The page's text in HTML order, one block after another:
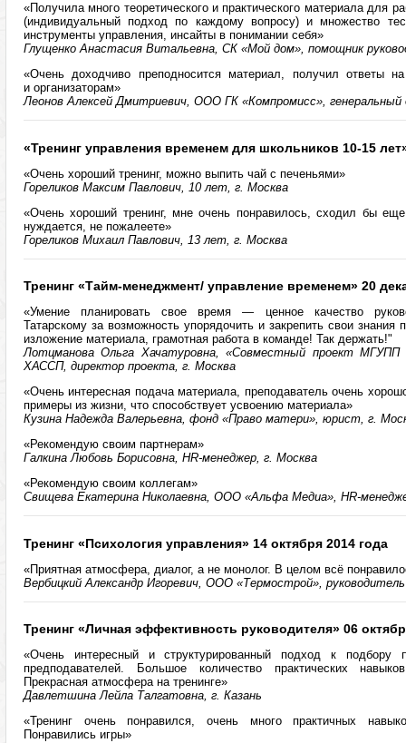
«Получила много теоретического и практического материала для
(индивидуальный подход по каждому вопросу) и множество
инструменты управления, инсайты в понимании себя»
Глущенко Анастасия Витальевна, СК «Мой дом», помощник
«Очень доходчиво преподносится материал, получил ответы
и организаторам»
Леонов Алексей Дмитриевич, ООО ГК «Компромисс», генеральный
«Тренинг управления временем для школьников 10-15
«Очень хороший тренинг, можно выпить чай с печеньями»
Гореликов Максим Павлович, 10 лет, г. Москва
«Очень хороший тренинг, мне очень понравилось, сходил бы
нуждается, не пожалеете»
Гореликов Михаил Павлович, 13 лет, г. Москва
Тренинг «Тайм-менеджмент/ управление временем» 20
«Умение планировать свое время — ценное качество
Татарскому за возможность упорядочить и закрепить свои
изложение материала, грамотная работа в команде! Так держать!"
Лотцманова Ольга Хачатуровна, «Совместный проект
ХАССП, директор проекта, г. Москва
«Очень интересная подача материала, преподаватель очень
примеры из жизни, что способствует усвоению материала»
Кузина Надежда Валерьевна, фонд «Право матери», юрист, г.
«Рекомендую своим партнерам»
Галкина Любовь Борисовна, HR-менеджер, г. Москва
«Рекомендую своим коллегам»
Свищева Екатерина Николаевна, ООО «Альфа Медиа», HR-
Тренинг «Психология управления» 14 октября 2014 года
«Приятная атмосфера, диалог, а не монолог. В целом всё
Вербицкий Александр Игоревич, ООО «Термострой»,
Тренинг «Личная эффективность руководителя» 06
«Очень интересный и структурированный подход к подбору
предподавателей. Большое количество практических
Прекрасная атмосфера на тренинге»
Давлетшина Лейла Талгатовна, г. Казань
«Тренинг очень понравился, очень много практичных
Понравились игры»